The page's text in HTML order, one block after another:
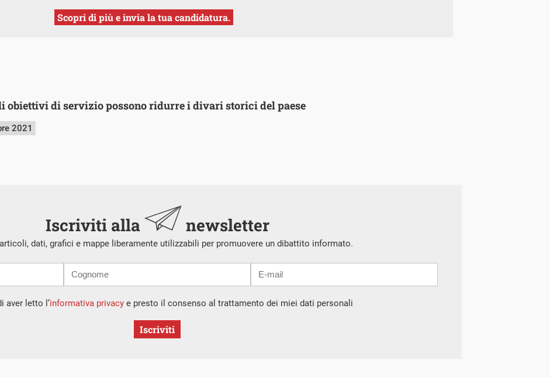
Scopri di più e invia la tua candidatura.
obiettivi di servizio possono ridurre i divari storici del paese
2021
Iscriviti alla newsletter
dati, grafici e mappe liberamente utilizzabili per promuovere un dibattito informato.
aver letto l’informativa privacye presto il consenso al trattamento dei miei dati personali
Iscriviti